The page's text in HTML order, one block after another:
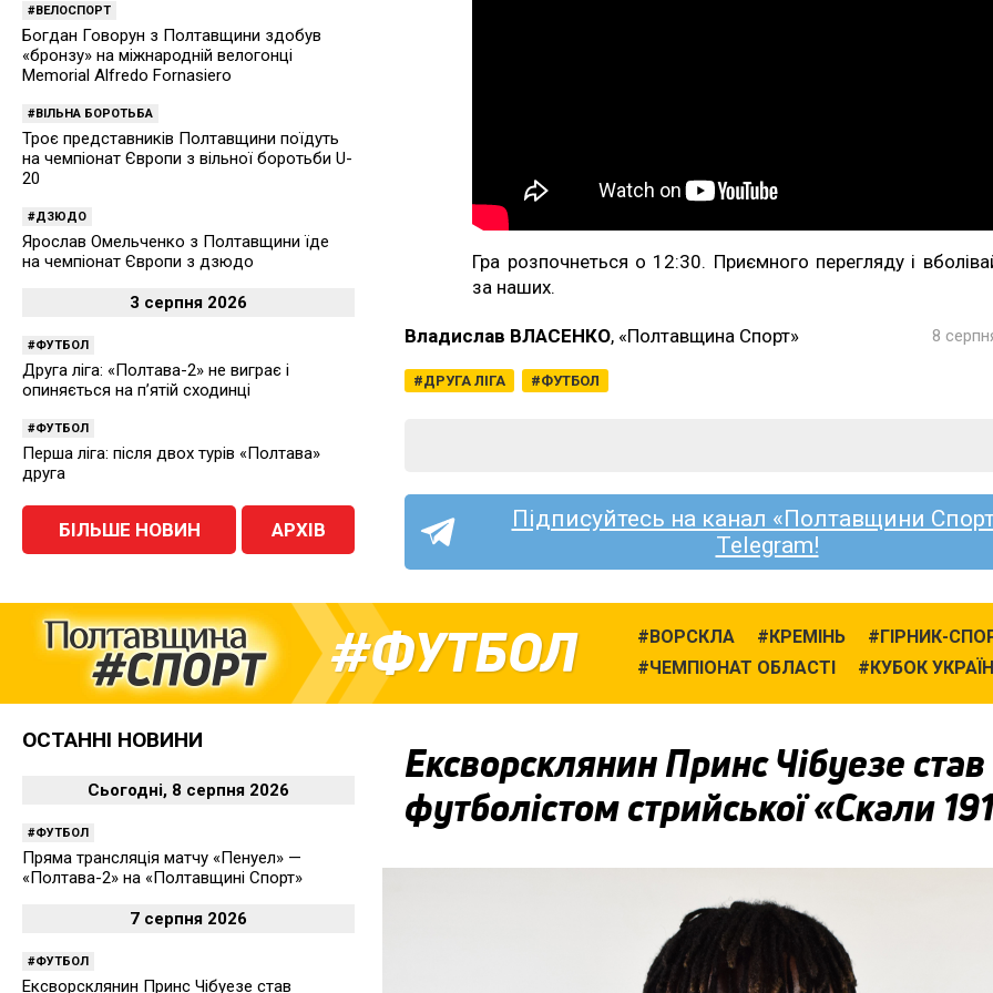
Гра розпочнеться о 12:30. Приємного перегляду і
за наших.
Владислав ВЛАСЕНКО, «Полтавщина Спорт»
ДРУГА ЛІГА ФУТБОЛ
8
Підписуйтесь на канал «Полтавщини
Telegram!
ВЕЛОСПОРТ
Богдан Говорун з Полтавщини здобув
«бронзу» на міжнародній велогонці
Memorial Alfredo Fornasiero
ВІЛЬНА БОРОТЬБА
Троє представників Полтавщини поїдуть
на чемпіонат Європи з вільної боротьби U-
20
ДЗЮДО
Ярослав Омельченко з Полтавщини їде
на чемпіонат Європи з дзюдо
3 серпня 2026
ФУТБОЛ
Друга ліга: «Полтава-2» не виграє і
опиняється на п’ятій сходинці
ФУТБОЛ
Перша ліга: після двох турів «Полтава»
друга
БІЛЬШЕ НОВИН АРХІВ
ФУТБОЛ ВОРСКЛА КРЕМІНЬ ГІРНИК-
ЧЕМПІОНАТ ОБЛАСТІ
КУБОК
Ексворсклянин Принс Чібуезе став
футболістом стрийської «Скали
ОСТАННІ НОВИНИ
Сьогодні, 8 серпня 2026
ФУТБОЛ
Пряма трансляція матчу «Пенуел» —
«Полтава-2» на «Полтавщині Спорт»
7 серпня 2026
ФУТБОЛ
Ексворсклянин Принс Чібуезе став